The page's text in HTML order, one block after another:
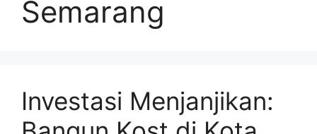
Semarang
Investasi Menjanjikan: